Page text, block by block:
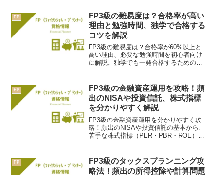
FP
FP3級の難易度は？合格率が高い
理由と勉強時間、独学で合格する
コツを解説
FP3級の難易度は？合格率が60%以上と
高い理由、必要な勉強時間を初心者向け
に解説。独学でも一発合格するための、
踏み出せます。
FP
FP3級の金融資産運用を攻略！頻
出のNISAや投資信託、株式指標
を分かりやすく解説
FP3級の金融資産運用を分かりやすく攻
略！頻出のNISAや投資信託の基本から、
苦手な株式指標（PER・PBR・ROE）の
ツを紹介します。
FP
FP3級のタックスプランニング攻
略法！頻出の所得控除や計算問題